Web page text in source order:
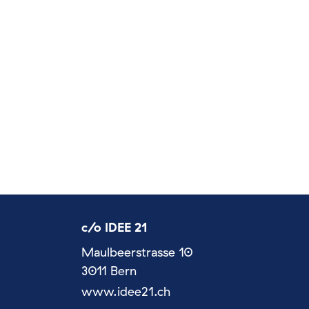
c/o IDEE 21
Maulbeerstrasse 10
3011 Bern
www.idee21.ch